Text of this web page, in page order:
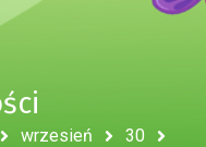
wrzesień
30